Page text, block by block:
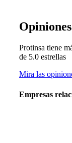
Protinsa tiene
de 5.0 estrellas
Mira las
Empresas